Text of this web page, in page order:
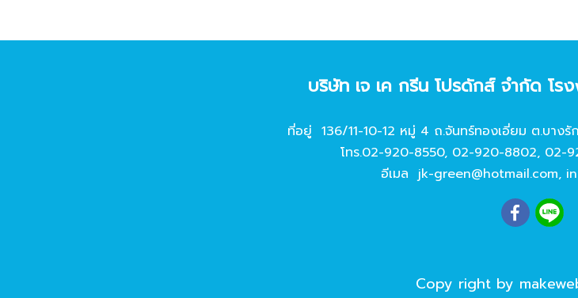
บริษัท เจ เค กรีน โปรดักส์ จํากัด โร
ที่อยู่ 136/11-10-12 หมู่ 4 ถ.จันทร์ทองเอี่ยม ต.บางรั
โทร.02-920-8550, 02-920-8802, 02-
อีเมล jk-green@hotmail.com,
Copy right by